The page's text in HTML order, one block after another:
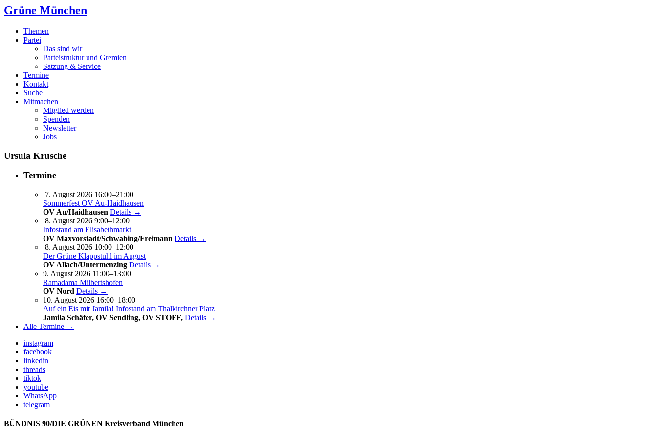
Grüne München
Themen
Partei
Das sind wir
Parteistruktur und Gremien
Satzung & Service
Termine
Kontakt
Suche
Mitmachen
Mitglied werden
Spenden
Newsletter
Jobs
Ursula Krusche
Termine
7. August 2026 16:00–21:00
Sommerfest OV Au-Haidhausen
OV Au/Haidhausen Details →
8. August 2026 9:00–12:00
Infostand am Elisabethmarkt
OV Maxvorstadt/Schwabing/Freimann Details →
8. August 2026 10:00–12:00
Der Grüne Klappstuhl im August
OV Allach/Untermenzing Details →
9. August 2026 11:00–13:00
Ramadama Milbertshofen
OV Nord Details →
10. August 2026 16:00–18:00
Auf ein Eis mit Jamila! Infostand am Thalkirchner Platz
Jamila Schäfer, OV Sendling, OV STOFF, Details →
Alle Termine →
instagram
facebook
linkedin
threads
tiktok
youtube
WhatsApp
telegram
BÜNDNIS 90/DIE GRÜNEN Kreisverband München